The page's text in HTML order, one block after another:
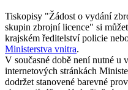
Tiskopisy "Žádost o vydání
skupin zbrojní licence" si
krajském ředitelství policie
Ministerstva vnitra.
V současné době není nutné u
internetových stránkách
dodržet stanovené barevné